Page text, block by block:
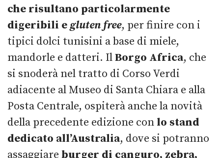
che risultano particolarmente
digeribili egluten free, per finire con i
tipici dolci tunisini a base di miele,
mandorle e datteri. IlBorgo Africa, che
si snoderà nel tratto di Corso Verdi
adiacente al Museo di Santa Chiara e alla
Posta Centrale, ospiterà anche la novità
della precedente edizione con lo stand
dedicato all’Australia, dove si potranno
assaggiare burger di canguro, zebra,